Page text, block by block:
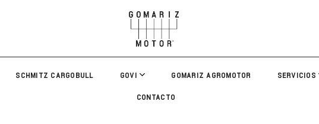
SCHMITZ CARGOBULL GOVI GOMARIZ AGROMOTOR SERVICIOS
CONTACTO